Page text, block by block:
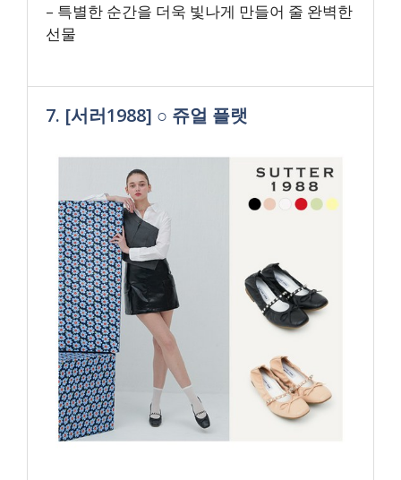
– 특별한 순간을 더욱 빛나게 만들어 줄 완벽한
선물
7. [서러1988] ○ 쥬얼 플랫